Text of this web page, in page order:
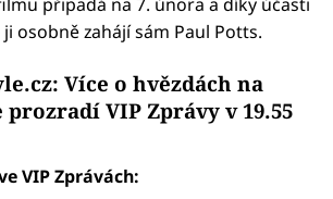
osobně zahájí sám Paul Potts.
Více o hvězdách na
prozradí VIP Zprávy v 19.55
VIP Zprávách: